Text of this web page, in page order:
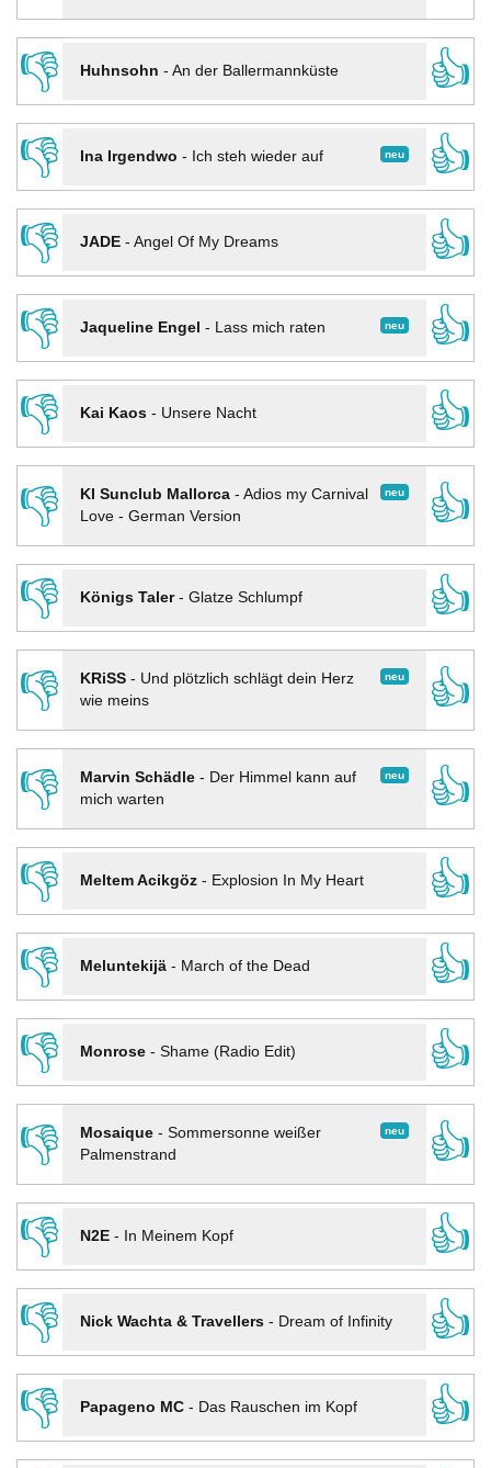
👎
Huhnsohn - An der Ballermannküste
👍
👎
neu
Ina Irgendwo - Ich steh wieder auf
👍
👎
JADE- Angel Of My Dreams
👍
👎
neu
Jaqueline Engel - Lass mich raten
👍
👎
Kai Kaos- Unsere Nacht
👍
👎
neu
KI Sunclub Mallorca- Adios my Carnival
Love - German Version
👍
👎
Königs Taler- Glatze Schlumpf
👍
👎
neu
KRiSS- Und plötzlich schlägt dein Herz
wie meins
👍
👎 neu
Marvin Schädle- Der Himmel kann auf
mich warten
👍
👎
Meltem Acikgöz- Explosion In My Heart
👍
👎
Meluntekijä- March of the Dead
👍
👎
Monrose- Shame (Radio Edit)
👍
👎
neu
Mosaique- Sommersonne weißer
Palmenstrand
👍
👎
N2E- In Meinem Kopf
👍
👎
Nick Wachta & Travellers- Dream of Infinity
👍
👎
Papageno MC- Das Rauschen im Kopf
👍